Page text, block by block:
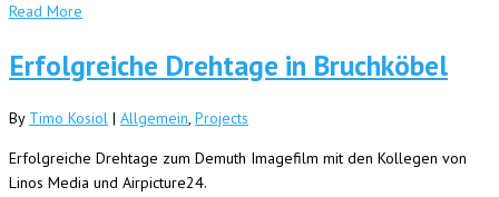
Read More
Erfolgreiche Drehtage in Bruchköbel
By Timo Kosiol | Allgemein, Projects
Erfolgreiche Drehtage zum Demuth Imagefilm mit den Kollegen von
Linos Media und Airpicture24.